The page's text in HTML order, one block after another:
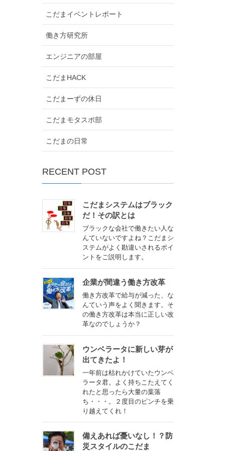
こだまイベントレポート
働き方研究所
エンジニアの部屋
こだまHACK
こだまーずの休日
こだまモタスポ部
こだまの日常
RECENT POST
こだまシステムはブラック
だ！その訳とは
ブラックな会社で働きたい人な
んていないですよね？こだまシ
ステムがよく勘違いされるポイ
ントをご説明します。
企業が間違う働き方改革
働き方改革で給与が減った、な
んていう声をよく聞きます。そ
の働き方改革は本当に正しい改
革なのでしょうか？
ウンベラータに新しい芽が
出てきたよ！
一年前は枯れかけていたウンベ
ラータ君。よく持ちこたえてく
れたと思ったら大量の葉落
ち・・・。２度目のピンチを乗
り越えてくれ！
備えあれば憂いなし！？防
災スタイルのこだま